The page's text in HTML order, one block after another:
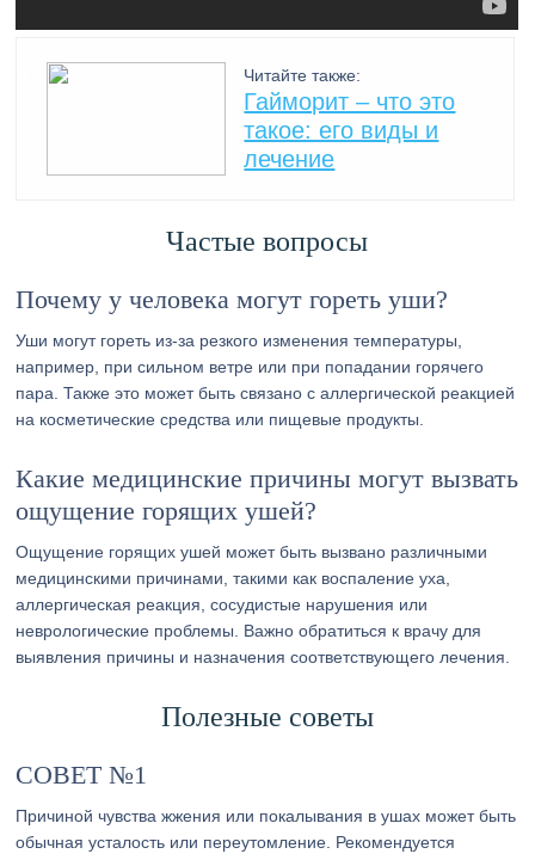
Читайте также:
Гайморит – что это
такое: его виды и
лечение
Частые вопросы
Почему у человека могут гореть уши?
Уши могут гореть из-за резкого изменения температуры,
например, при сильном ветре или при попадании горячего
пара. Также это может быть связано с аллергической реакцией
на косметические средства или пищевые продукты.
Какие медицинские причины могут вызвать
ощущение горящих ушей?
Ощущение горящих ушей может быть вызвано различными
медицинскими причинами, такими как воспаление уха,
аллергическая реакция, сосудистые нарушения или
неврологические проблемы. Важно обратиться к врачу для
выявления причины и назначения соответствующего лечения.
Полезные советы
СОВЕТ №1
Причиной чувства жжения или покалывания в ушах может быть
обычная усталость или переутомление. Рекомендуется